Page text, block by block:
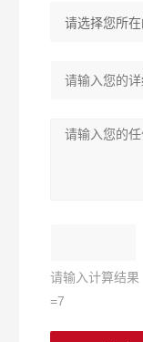
请输入计算结
=7